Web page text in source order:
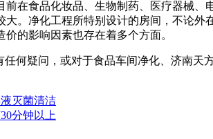
在食品化妆品、生物制药、医疗器械、
。净化工程所特别设计的房间，不论
的影响因素也存在着多个方面。
何疑问，或对于食品车间净化、济南天
灭菌清洁
分钟以上